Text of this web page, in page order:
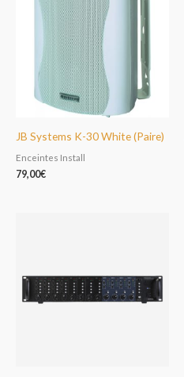
JB Systems K-30 White (Paire)
Enceintes Install
79,00€